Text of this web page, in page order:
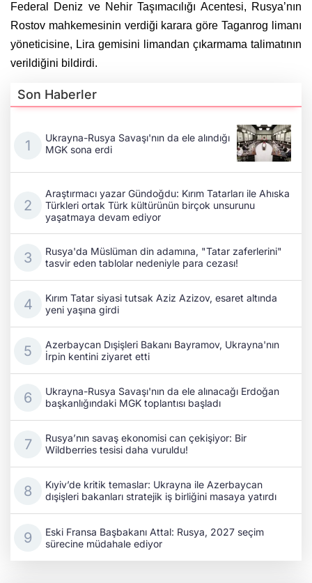
Federal Deniz ve Nehir Taşımacılığı Acentesi, Rusya’nın
Rostov mahkemesinin verdiği karara göre Taganrog limanı
yöneticisine, Lira gemisini limandan çıkarmama talimatının
verildiğini bildirdi.
Son Haberler
Ukrayna-Rusya Savaşı'nın da ele alındığı
MGK sona erdi
Araştırmacı yazar Gündoğdu: Kırım Tatarları ile Ahıska
Türkleri ortak Türk kültürünün birçok unsurunu
yaşatmaya devam ediyor
Rusya'da Müslüman din adamına, "Tatar zaferlerini"
tasvir eden tablolar nedeniyle para cezası!
Kırım Tatar siyasi tutsak Aziz Azizov, esaret altında
yeni yaşına girdi
Azerbaycan Dışişleri Bakanı Bayramov, Ukrayna'nın
İrpin kentini ziyaret etti
Ukrayna-Rusya Savaşı'nın da ele alınacağı Erdoğan
başkanlığındaki MGK toplantısı başladı
Rusya’nın savaş ekonomisi can çekişiyor: Bir
Wildberries tesisi daha vuruldu!
Kıyiv’de kritik temaslar: Ukrayna ile Azerbaycan
dışişleri bakanları stratejik iş birliğini masaya yatırdı
Eski Fransa Başbakanı Attal: Rusya, 2027 seçim
sürecine müdahale ediyor